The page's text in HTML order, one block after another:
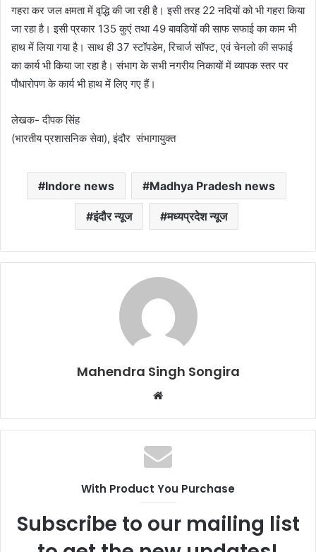
गहरा कर जल क्षमता में वृद्धि की जा रही है। इसी तरह 22 नदियों को भी गहरा किया
जा रहा है। इसी प्रकार 135 कुएं तथा 49 बावडियों की साफ सफाई का काम भी
हाथ में लिया गया है। साथ ही 37 स्टॉपडेम, रिचार्ज सॉफ्ट, एवं चेनलो की सफाई
का कार्य भी किया जा रहा है। संभाग के सभी नगरीय निकायों में व्यापक स्तर पर
पौधारोपण के कार्य भी हाथ में लिए गए हैं।
लेखक- दीपक सिंह
(भारतीय प्रशासनिक सेवा), इंदौर संभागायुक्त
Indore news Madhya Pradesh news
इंदौर न्यूज मध्यप्रदेश न्यूज
Mahendra Singh Songira
Website
With Product You Purchase
Subscribe to our mailing list